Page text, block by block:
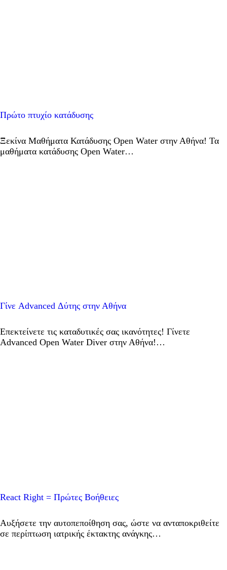
Πρώτο πτυχίο κατάδυσης
Ξεκίνα Μαθήματα Κατάδυσης Open Water στην Αθήνα! Τα
μαθήματα κατάδυσης Open Water…
Γίνε Advanced Δύτης στην Αθήνα
Επεκτείνετε τις καταδυτικές σας ικανότητες! Γίνετε
Advanced Open Water Diver στην Αθήνα!…
React Right = Πρώτες Βοήθειες
Aυξήσετε την αυτοπεποίθηση σας, ώστε να ανταποκριθείτε
σε περίπτωση ιατρικής έκτακτης ανάγκης…